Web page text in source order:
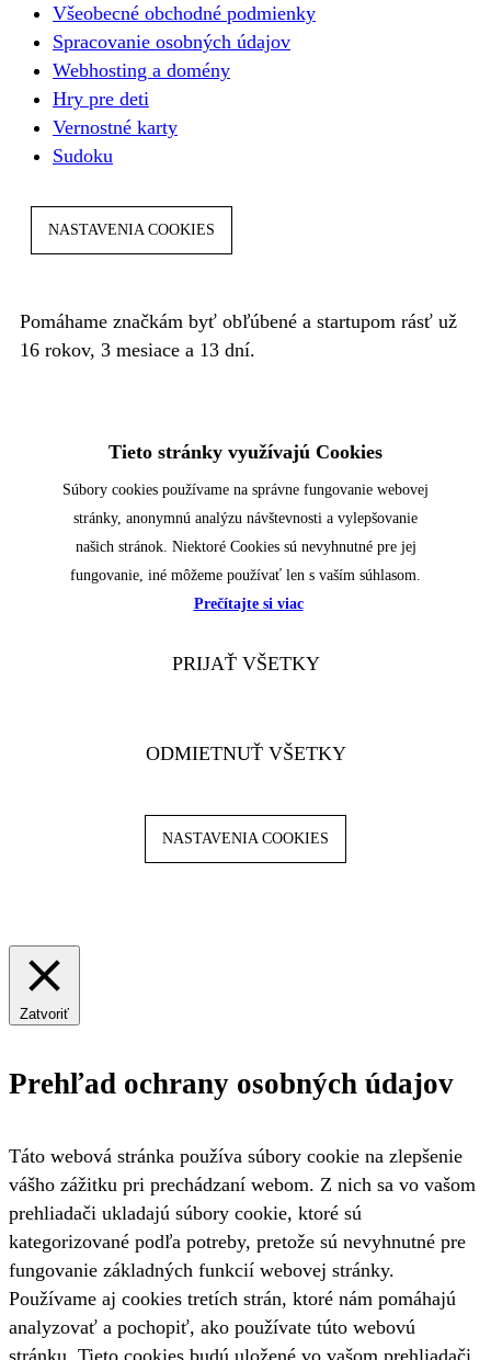
Všeobecné obchodné podmienky
Spracovanie osobných údajov
Webhosting a domény
Hry pre deti
Vernostné karty
Sudoku
NASTAVENIA COOKIES
Pomáhame značkám byť obľúbené a startupom rásť už
16 rokov, 3 mesiace a 13 dní.
Tieto stránky využívajú Cookies
Súbory cookies používame na správne fungovanie webovej
stránky, anonymnú analýzu návštevnosti a vylepšovanie
našich stránok. Niektoré Cookies sú nevyhnutné pre jej
fungovanie, iné môžeme používať len s vaším súhlasom.
Prečítajte si viac
PRIJAŤ VŠETKY
ODMIETNUŤ VŠETKY
NASTAVENIA COOKIES
Zatvoriť
Prehľad ochrany osobných údajov
Táto webová stránka používa súbory cookie na zlepšenie
vášho zážitku pri prechádzaní webom. Z nich sa vo vašom
prehliadači ukladajú súbory cookie, ktoré sú
kategorizované podľa potreby, pretože sú nevyhnutné pre
fungovanie základných funkcií webovej stránky.
Používame aj cookies tretích strán, ktoré nám pomáhajú
analyzovať a pochopiť, ako používate túto webovú
stránku. Tieto cookies budú uložené vo vašom prehliadači